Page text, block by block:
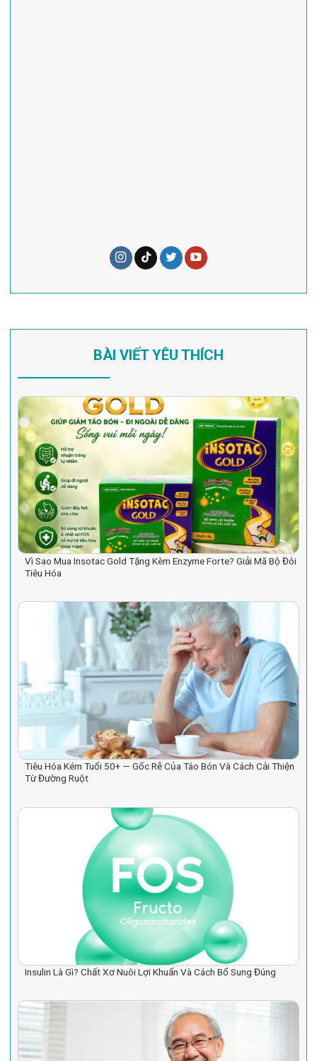
BÀI VIẾT YÊU THÍCH
Vì Sao Mua Insotac Gold Tặng Kèm Enzyme Forte? Giải Mã Bộ Đôi
Tiêu Hóa
Tiêu Hóa Kém Tuổi 50+ — Gốc Rễ Của Táo Bón Và Cách Cải Thiện
Từ Đường Ruột
Insulin Là Gì? Chất Xơ Nuôi Lợi Khuẩn Và Cách Bổ Sung Đúng